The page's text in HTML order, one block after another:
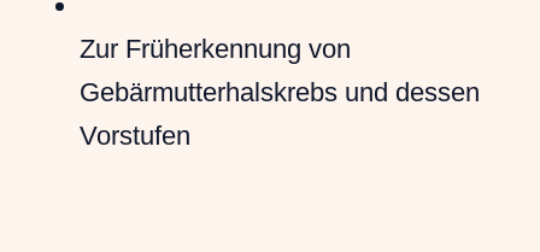
Zur Früherkennung von
Gebärmutterhalskrebs und dessen
Vorstufen